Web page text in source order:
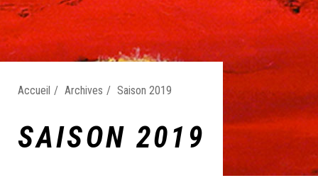
Accueil Archives Saison 2019
SAISON 2019